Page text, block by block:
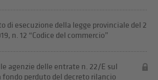
di esecuzione della legge provinciale del 2
n. 12 “Codice del commercio”
agenzie delle entrate n. 22/E sul
perduto del decreto rilancio